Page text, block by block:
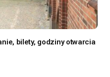
bilety, godziny otwarcia